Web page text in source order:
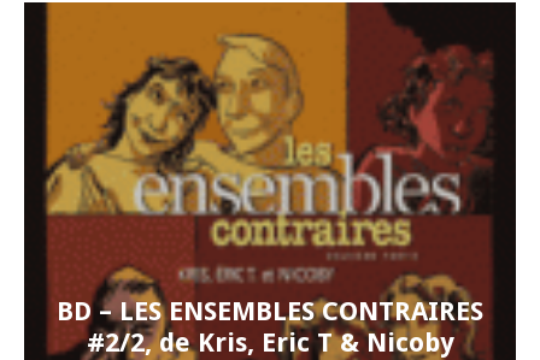
BD – LES ENSEMBLES CONTRAIRES
#2/2, de Kris, Eric T & Nicoby